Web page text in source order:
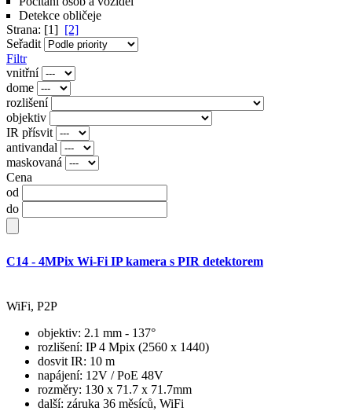
Detekce obličeje
Strana: [1] [2]
Seřadit
Filtr
vnitřní
dome
rozlišení
objektiv
IR přísvit
antivandal
maskovaná
Cena
od
do
C14 - 4MPix Wi-Fi IP kamera s PIR detektorem
WiFi, P2P
objektiv: 2.1 mm - 137°
rozlišení: IP 4 Mpix (2560 x 1440)
dosvit IR: 10 m
napájení: 12V / PoE 48V
rozměry: 130 x 71.7 x 71.7mm
další: záruka 36 měsíců, WiFi